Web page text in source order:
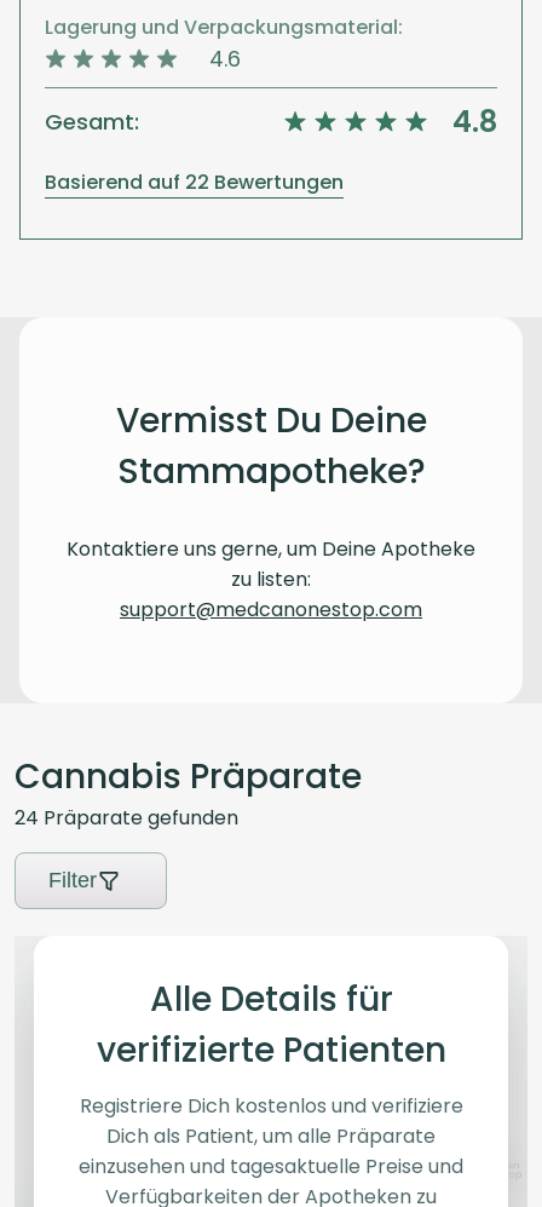
Lagerung und Verpackungsmaterial:
4.6
Gesamt: 4.8
Basierend auf 22 Bewertungen
Vermisst Du Deine
Stammapotheke?
Kontaktiere uns gerne, um Deine Apotheke
zu listen:
support@medcanonestop.com
Cannabis Präparate
24 Präparategefunden
Filter
Alle Details für
verifizierte Patienten
Registriere Dich kostenlos und verifiziere
Dich als Patient, um alle Präparate
einzusehen und tagesaktuelle Preise und
Verfügbarkeiten der Apotheken zu